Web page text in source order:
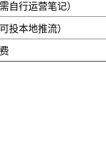
自行运营笔记）
投本地推流）